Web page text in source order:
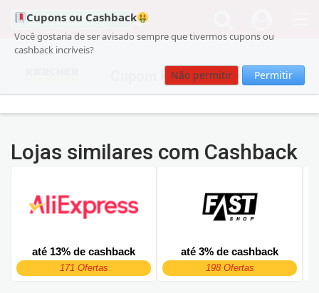
Cupons ou Cashback
Você gostaria de ser avisado sempre que tivermos cupons ou
cashback incríveis?
Não permitir Permitir
Cupom Kärcher
Lojas similares com Cashback
até 13% de cashback
171 Ofertas
até 3% de cashback
198 Ofertas